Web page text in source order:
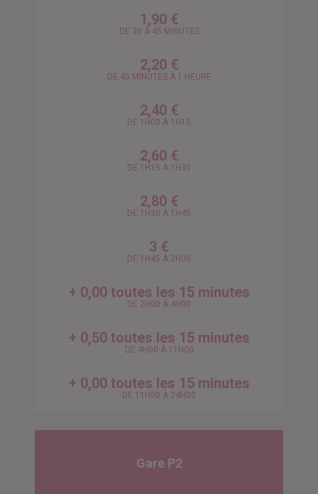
1,90 €
DE 30 À 45 MINUTES
2,20 €
DE 45 MINUTES À 1 HEURE
2,40 €
DE 1H00 À 1H15
2,60 €
DE 1H15 À 1H30
2,80 €
DE 1H30 À 1H45
3 €
DE 1H45 À 2H00
+ 0,00 toutes les 15 minutes
DE 2H00 À 4H00
+ 0,50 toutes les 15 minutes
DE 4H00 À 11H00
+ 0,00 toutes les 15 minutes
DE 11H00 À 24H00
Gare P2